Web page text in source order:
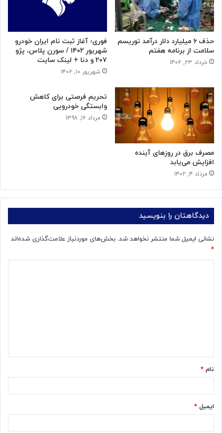
حذف ۶ میلیارد دلار درآمد توریسم
سلامت از برنامه هفتم
خرداد ۲۳, ۱۴۰۲
فوری؛ آغاز ثبت نام ایران خودرو
شهریور ۱۴۰۲ / سورن پلاس، پژو
۲۰۷ و دنا + لینک سایت
شهریور ۱۰, ۱۴۰۲
مصرف برق در روزهای آینده
افزایش می‌یابد
مرداد ۴, ۱۴۰۲
تحریم فرصتی برای کاهش
وابستگی خودرویی
مرداد ۱۶, ۱۳۹۸
دیدگاهتان را بنویسید
نشانی ایمیل شما منتشر نخواهد شد. بخش‌های موردنیاز علامت‌گذاری شده‌اند
*
*
نام *
ایمیل *